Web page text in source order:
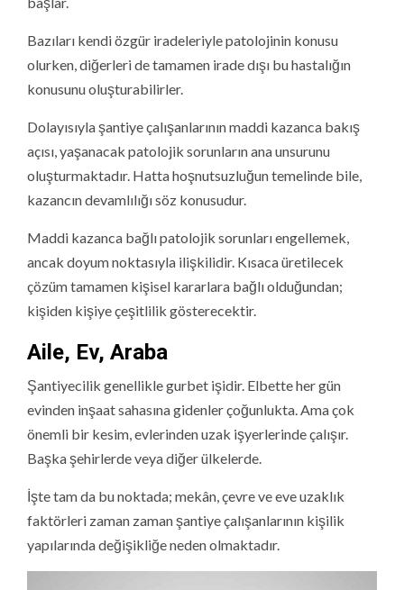
Bazıları kendi özgür iradeleriyle patolojinin konusu
olurken, diğerleri de tamamen irade dışı bu hastalığın
konusunu oluşturabilirler.
Dolayısıyla şantiye çalışanlarının maddi kazanca bakış
açısı, yaşanacak patolojik sorunların ana unsurunu
oluşturmaktadır. Hatta hoşnutsuzluğun temelinde bile,
kazancın devamlılığı söz konusudur.
Maddi kazanca bağlı patolojik sorunları engellemek,
ancak doyum noktasıyla ilişkilidir. Kısaca üretilecek
çözüm tamamen kişisel kararlara bağlı olduğundan;
kişiden kişiye çeşitlilik gösterecektir.
Aile, Ev, Araba
Şantiyecilik genellikle gurbet işidir. Elbette her gün
evinden inşaat sahasına gidenler çoğunlukta. Ama çok
önemli bir kesim, evlerinden uzak işyerlerinde çalışır.
Başka şehirlerde veya diğer ülkelerde.
İşte tam da bu noktada; mekân, çevre ve eve uzaklık
faktörleri zaman zaman şantiye çalışanlarının kişilik
yapılarında değişikliğe neden olmaktadır.